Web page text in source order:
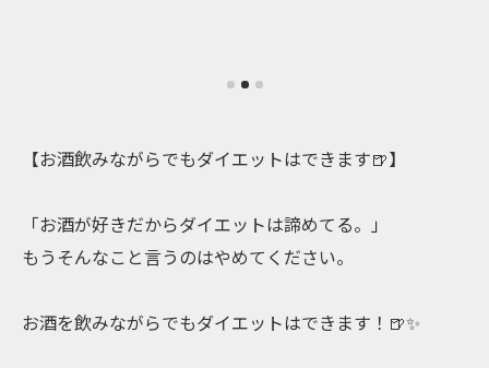
【お酒飲みながらでもダイエットはできます🍺】
「お酒が好きだからダイエットは諦めてる。」
もうそんなこと言うのはやめてください。
お酒を飲みながらでもダイエットはできます！🍺✨